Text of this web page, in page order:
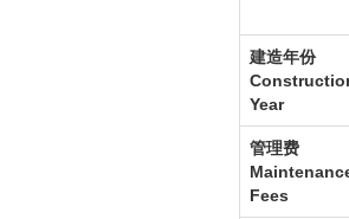
建造年份
Year
管理费
Fees